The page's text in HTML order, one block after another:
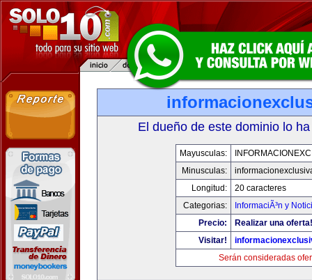
El dueño de este dominio lo
Mayusculas:
Minusculas:
Longitud:
20 caracteres
Categorias:
InformaciÃ³n y
Precio:
Realizar una oferta!
Visitar!
Serán consideradas